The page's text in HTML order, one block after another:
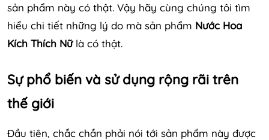
sản phẩm này có thật. Vậy hãy cùng chúng tôi tìm
hiểu chi tiết những lý do mà sản phẩm Nước Hoa
Kích Thích Nữlà có thật.
Sự phổ biến và sử dụng rộng rãi trên
thế giới
Đầu tiên, chắc chắn phải nói tới sản phẩm này được